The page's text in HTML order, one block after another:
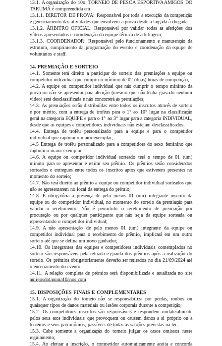
13.1. A organização do 10o. TORNEIO DE PESCA ESPORTIVA AMIGOS DO
TARUMÃ é compreendida em:
13.1.1. DIRETOR DE PROVA: Responsável por toda a execução da competição
e gerenciamento das atividades que envolvem a prova desde a largada à chegada;
13.1.2. ÁRBITRO OFICIAL: Responsável por validar todas as aferições dos
vídeos apresentados e coordenação da equipe técnica de arbitragem;
13.1.3. COORDENADOR: Responsável pelo funcionamento e manutenção da
estrutura, cumprimento da programação do evento e coordenação da equipe de
voluntários e staff.
14. PREMIAÇÃO E SORTEIO
14.1. Somente terá direito a participar do sorteio das premiações a equipe ou
competidor individual que cumprir o mínimo de 02 (duas) horas de competição;
14.2. A equipe ou competidor individual que não cumprir o tempo mínimo da
prova ou não se apresentar para aferição (mesmo que não tenha gravado nenhum
vídeo) será desclassificada e não concorrerá às premiações;
14.3. As premiações serão distribuídas entre todos os inscritos através de sorteio
e por mérito, com a entrega de troféus para o 1° ao 10° lugar na classificação
geral na categoria EQUIPE e para o 1° ao 3° lugar para a categoria INDIVIDUAL,
desde que as equipes e competidores individuais não estejam desclassificados;
14.4. Entrega de troféu personalizado para a equipe e para o competidor
individual que capturar o maior exemplar;
14.5 Entrega de troféu personalizado para a competidora do sexo feminino que
capturar o maior exemplar;
14.6. A equipe ou competidor individual sorteado terá o tempo de 01 (um)
minuto para se apresentar e retirar seu prêmio. Os prêmios serão considerados
sorteados e entregues entre todos os inscritos aptos que estiverem presentes no
momento do sorteio;
14.7. Não terá direito ao prêmio a equipe ou competidor individual sorteados que
não se apresentarem no local da entrega do prêmio;
14.8. É obrigatória a presença de pelo menos 01 (um) integrante inscrito da
equipe ou do competidor individual, no momento do sorteio da premiação para
validar o recebimento. Não é permitido o recebimento de premiação por
procuração ou por qualquer participante que não seja da equipe sorteada ou
representando o competidor individual;
14.9. A não apresentação de pelo menos 01 (um) integrante da equipe ou
competidor individual para o recebimento do prêmio, implicará em um outro
sorteio até que se defina um novo ganhador;
14.10. Os integrantes das equipes e competidores individuais contemplados no
sorteio são responsáveis pela retirada e guarda dos prêmios após a realização do
sorteio. Os prêmios obrigatoriamente deverão ser retirados no dia 21/09/2024 até
o encerramento do evento;
14.11. A relação completa de prêmios será disponibilizada e atualizada no site
amigosdotaruma10anos.com
15. DISPOSIÇÕES FINAIS E COMPLEMENTARES
15.1. A organização do torneio não se responsabiliza por perdas, roubos ou
quaisquer tipos de danos materiais ou lesões corporais durante a competição;
15.2. Os competidores inscritos são responsáveis e respondem unilateralmente
pelos seus atos individuais que provoquem ou causem danos a si próprio ou a
terceiros e seus patrimônios, passíveis de todas as sanções previstas na lei;
15.3. Cabe somente a organização do torneio julgar os casos omissos neste
regulamento;
15.4. Ao efetuar a inscrição, o competidor automaticamente aceita e concorda